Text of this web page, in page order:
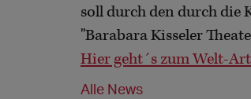
soll durch den durch die
"Barabara Kisseler
Hier geht´s zum Welt-
Alle News